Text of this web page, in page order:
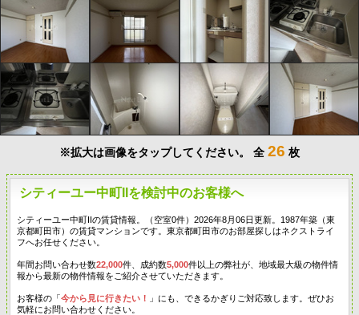
※拡大は画像をタップしてください。 全 26 枚
シティーユー中町IIを検討中のお客様へ
シティーユー中町IIの賃貸情報。（空室0件）2026年8月06日更新。1987年築（東
京都町田市）の賃貸マンションです。東京都町田市のお部屋探しはネクストライ
フへお任せください。
年間お問い合わせ数22,000件、成約数5,000件以上の弊社が、地域最大級の物件情
報から最新の物件情報をご紹介させていただきます。
お客様の「今から見に行きたい！
」にも、できるかぎりご対応致します。ぜひお
気軽にお問い合わせください。